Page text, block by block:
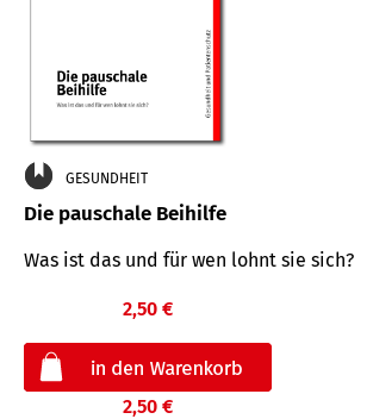
GESUNDHEIT
Die pauschale Beihilfe
Was ist das und für wen lohnt sie sich?
2,50 €
2,50 €